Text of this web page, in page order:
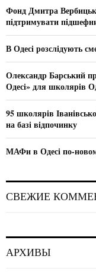
o
r
Фонд Дмитра
підтримувати
В Одесі розслідують
Олександр Барський
Одесі» для школярів
95 школярів
на базі відпочинку
МАФи в Одесі по-
СВЕЖИЕ
АРХИВЫ